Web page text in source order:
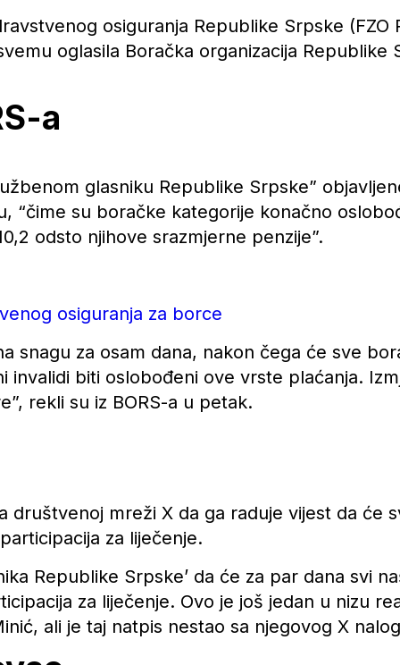
osiguranja Republike Srpske (FZO
oglasila Boračka organizacija Republike
a
glasniku Republike Srpske”
“čime su boračke kategorije konačno
odsto njihove srazmjerne penzije”.
osiguranja za borce
snagu za osam dana, nakon čega će sve
biti oslobođeni ove vrste plaćanja.
rekli su iz BORS-a u petak.
društvenoj mreži X da ga raduje vijest da će
za liječenje.
Republike Srpske’ da će za par dana svi
za liječenje. Ovo je još jedan u nizu
ali je taj natpis nestao sa njegovog X